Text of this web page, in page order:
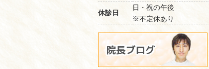
休診日
日・祝の午後
※不定休あり